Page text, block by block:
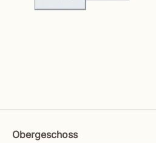
Obergeschoss